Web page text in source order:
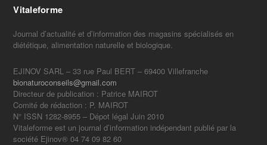
Vitaleforme
Journal d’actualité et d’information des magasins spécialisés en
diététique, alimentation naturelle et biologique.
EJINOV SARL – 33 rue Paul BERT – 69400 Villefranche
bionaturoconseils@gmail.com
Directeur de publication : Patrice MAIROT
Comité de rédaction : P. MAIROT
N° ISSN 1282-8955 – Dépot légal Juin 2010
Vitaleforme est un journal d’information indépendant publié par la
société Ejinov® 04 74 09 82 60